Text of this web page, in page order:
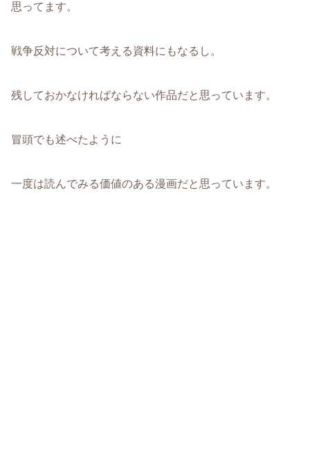
思ってます。
戦争反対について考える資料にもなるし。
残しておかなければならない作品だと思っています。
冒頭でも述べたように
一度は読んでみる価値のある漫画だと思っています。